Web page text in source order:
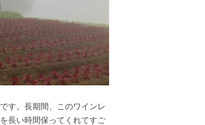
す。長期間、このワインレ
長い時間保ってくれてすご